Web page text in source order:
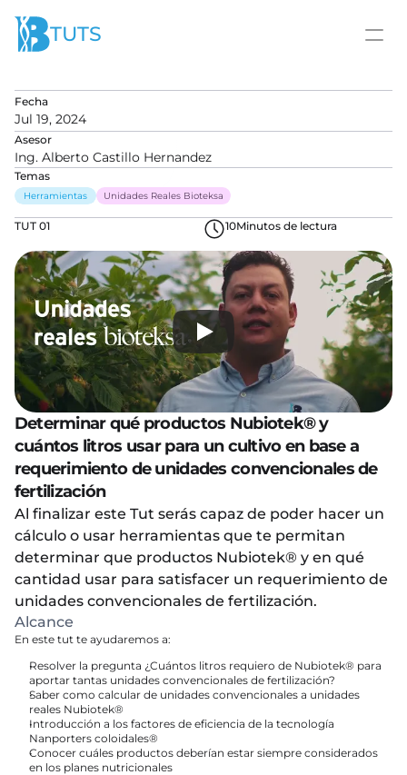
TUTS
Fecha
Jul 19, 2024
Asesor
Ing. Alberto Castillo Hernandez
Temas
Herramientas Unidades Reales Bioteksa
TUT 01 10Minutos de lectura
Determinar qué productos Nubiotek® y
cuántos litros usar para un cultivo en base a
requerimiento de unidades convencionales de
fertilización
Al finalizar este Tut serás capaz de poder hacer un
cálculo o usar herramientas que te permitan
determinar que productos Nubiotek® y en qué
cantidad usar para satisfacer un requerimiento de
unidades convencionales de fertilización.
Alcance
En este tut te ayudaremos a:
Resolver la pregunta ¿Cuántos litros requiero de Nubiotek® para
aportar tantas unidades convencionales de fertilización?
Saber como calcular de unidades convencionales a unidades
reales Nubiotek®
Introducción a los factores de eficiencia de la tecnología
Nanporters coloidales®
Conocer cuáles productos deberían estar siempre considerados
en los planes nutricionales